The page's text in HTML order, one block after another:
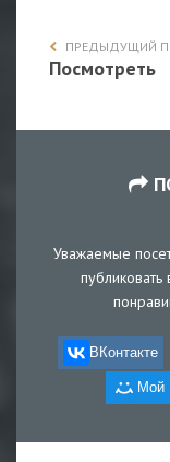
ПРЕДЫДУЩИЙ
Посмотреть
Уважаемые
публиковать
ВКонтакте
Мой